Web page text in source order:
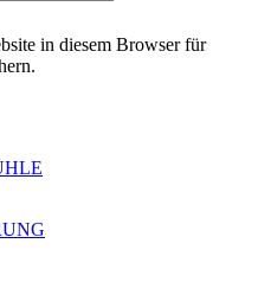
in diesem Browser für